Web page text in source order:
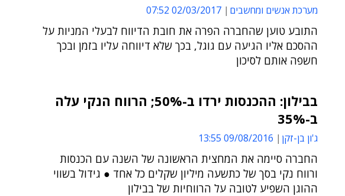
מערכת אנשים ומחשבים 02/03/2017 07:52
התובע טוען שהחברה הפרה את חובת הדיווח לבעלי המניות על
ההסכם אליו הגיעה עם גוגל, בכך שלא דיווחה עליו בזמן ובכך
חשפה אותם לסיכון
בבילון: ההכנסות ירדו ב-50%; הרווח הנקי עלה
ב-35%
ג'ון בן-זקן 09/08/2016 13:55
החברה סיימה את המחצית הראשונה של השנה עם הכנסות
ורווח נקי בסך של כתשעה מיליון שקלים כל אחד ● גידול בשווי
ההוגן השפיע לטובה על הרווחיות של בבילון